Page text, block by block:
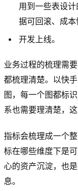
用到一些表设
据可回滚、成本
开发上线。
业务过程的梳理需
都梳理清楚。以快
图，每一个图都标
系也需要理清楚，
指标会梳理成一个
标在哪些维度下是
心的资产沉淀，也
息。